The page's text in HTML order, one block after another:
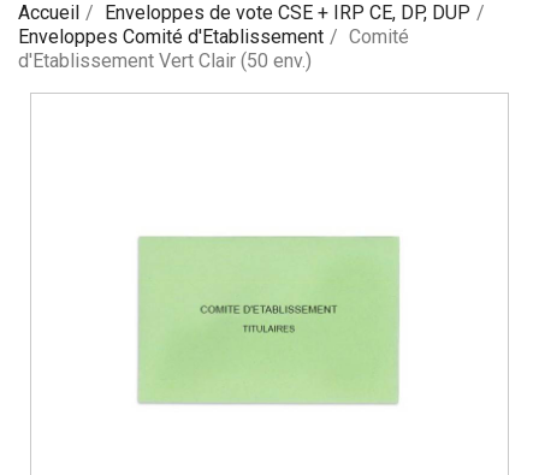
Accueil
Enveloppes de vote CSE + IRP CE, DP, DUP
Enveloppes Comité d'Etablissement
Comité
d'Etablissement Vert Clair (50 env.)